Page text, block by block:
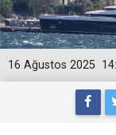
16 Ağustos 2025